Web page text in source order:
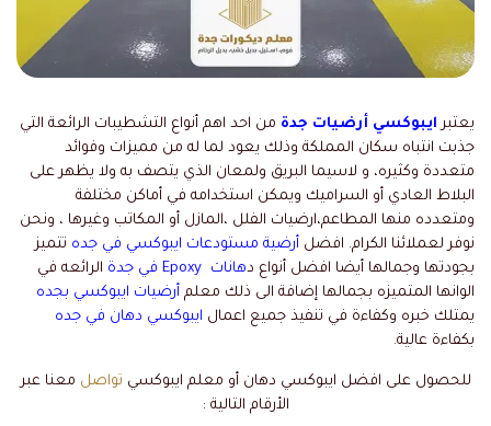
يعتبر ايبوكسي أرضيات جدة من احد اهم أنواع التشطيبات الرائعة التي
جذبت انتباه سكان المملكة وذلك يعود لما له من مميزات وفوائد
متعددة وكثيره، و لاسيما البريق ولمعان الذي يتصف به ولا يظهر على
البلاط العادي أو السراميك ويمكن استخدامه في أماكن مختلفة
ومتعدده منها المطاعم،ارضيات الفلل ،المازل أو المكاتب وغيرها ، ونحن
نوفر لعملائنا الكرام. افضل أرضية مستودعات ايبوكسي في جده تتميز
بجودتها وجمالها أيضا افضل أنواع دهانات Epoxy في جدة
الرائعه في
الوانها المتميزه بجمالها إضافة الى ذلك معلم أرضيات ايبوكسي بجده
يمتلك خبره وكفاءة في تنفيذ جميع اعمال ايبوكسي دهان في جده
بكفاءة عالية.
للحصول على افضل ايبوكسي دهان أو معلم ايبوكسي تواصل معنا عبر
الأرقام التالية :